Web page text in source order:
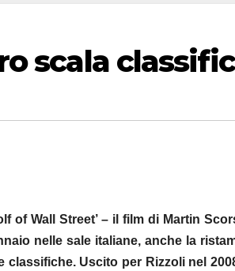
scala
of Wall Street’ – il film di Martin
nelle sale italiane, anche la
Uscito per Rizzoli nel